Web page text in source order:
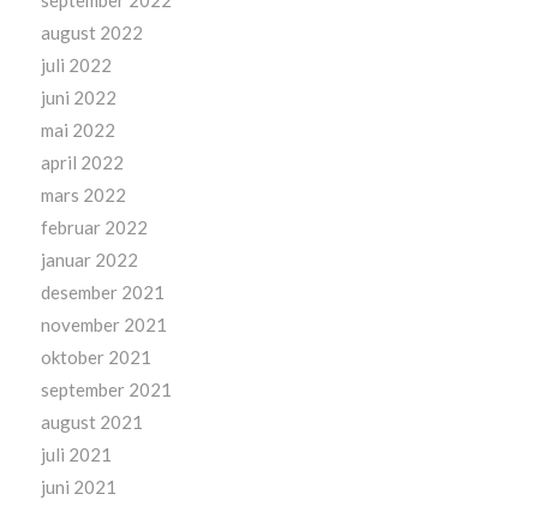
august 2022
juli 2022
juni 2022
mai 2022
april 2022
mars 2022
februar 2022
januar 2022
desember 2021
november 2021
oktober 2021
september 2021
august 2021
juli 2021
juni 2021